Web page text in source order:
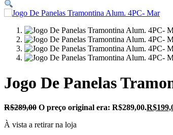
Jogo De Panelas
R$289,00 O preço original era: R$289,00.R$
À vista a retirar na loja